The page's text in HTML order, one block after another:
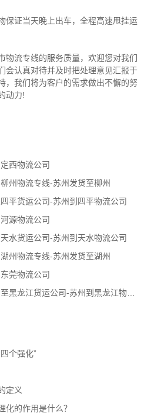
保证当天晚上出车，全程高速甩挂运
物流专线的服务质量，欢迎您对我们
会认真对待并及时把处理意见汇报于
，我们将为客户的需求做出不懈的努
动力!
西物流公司
州物流专线-苏州发货至柳州
平货运公司-苏州到四平物流公司
源物流公司
水货运公司-苏州到天水物流公司
州物流专线-苏州发货至湖州
莞物流公司
苏州到黑龙江物流专线-苏州至黑龙江货运公司-苏州到黑龙江物流公司
个强化”
定义
化的作用是什么？